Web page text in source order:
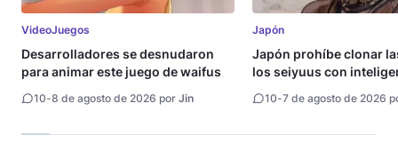
VideoJuegos
Desarrolladores se desnudaron
para animar este juego de waifus
10-8 de agosto de 2026 por Jin
Japón
Japón prohíbe clonar
los seiyuus con
artificial
10-7 de agosto de 2026